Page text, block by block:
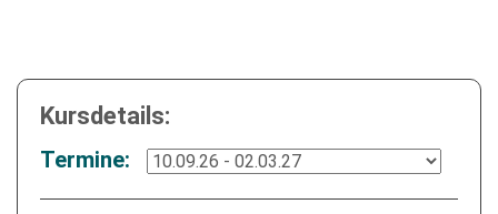
Kursdetails:
Termine:
meiner Angaben sowie Daten für den Zweck der Beantwortung
können Sie per E-Mail an info@comhard.de jederzeit für die
Zukunft widerrufen.
Diese Website ist durch reCAPTCHA geschützt und es gelten die
DatenschutzbestimmungenandNutzungsbedingungenvon